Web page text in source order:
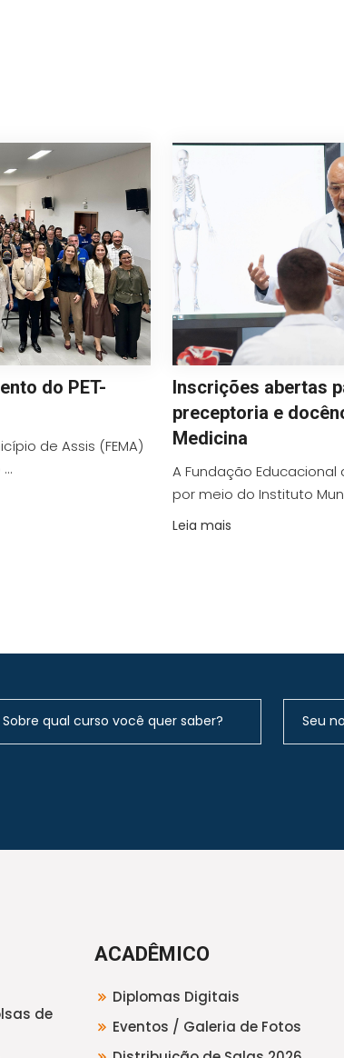
do PET-
de Assis (FEMA)
Inscrições abertas
preceptoria e
Medicina
A Fundação Educacional
por meio do Instituto
Leia mais
de
ACADÊMICO
Diplomas Digitais
Eventos / Galeria de Fotos